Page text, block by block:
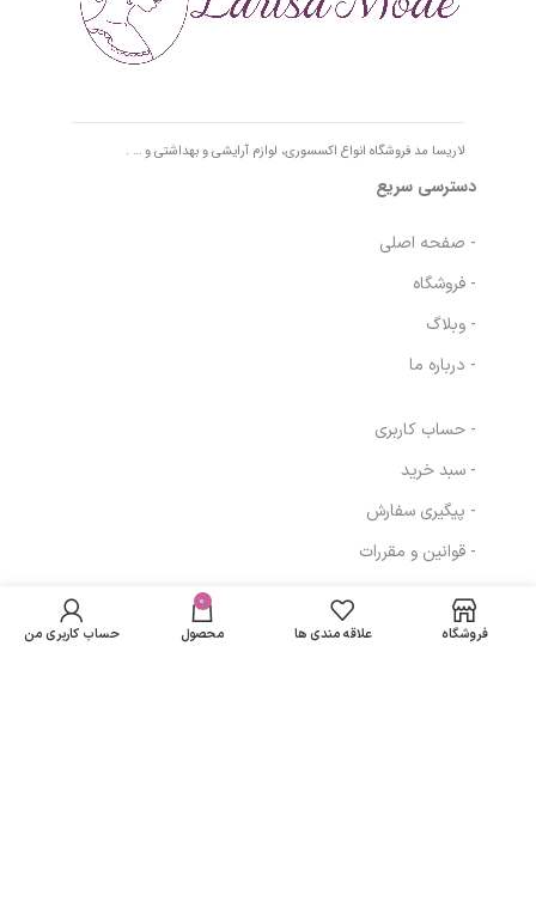
لاریسا مد فروشگاه انواع اکسسوری، لوازم آرایشی و بهداشتی و … .
دسترسی سریع
- صفحه اصلی
- فروشگاه
- وبلاگ
- درباره ما
- حساب کاربری
- سبد خرید
- پیگیری سفارش
- قوانین و مقررات
مسیرهای ارتباطی
بلو Ajmal Blu
مردانه حجم 901,210,748 تومان
باشد فروشگاه علاقه مندی ها
0
محصول حساب کاربری من